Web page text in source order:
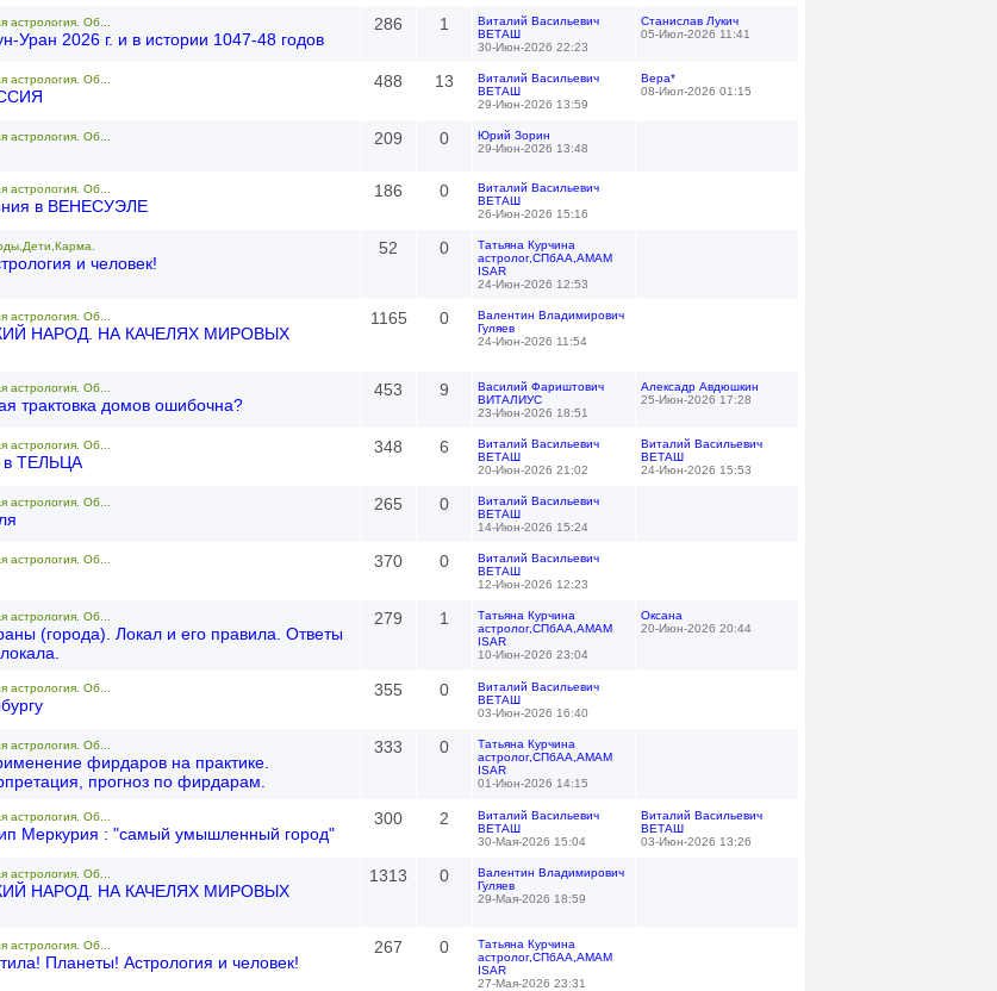
астрология. Об...
Уран 2026 г. и в истории 1047-48 годов
286 1
Виталий Васильевич
ВЕТАШ
30-Июн-2026 22:23
Станислав Лукич
05-Июл-2026 11:41
астрология. Об... 488 13
Виталий Васильевич
ВЕТАШ
29-Июн-2026 13:59
Вера*
08-Июл-2026 01:15
астрология. Об... 209 0
Юрий Зорин
29-Июн-2026 13:48
астрология. Об...
в ВЕНЕСУЭЛЕ
186 0
Виталий Васильевич
ВЕТАШ
26-Июн-2026 15:16
и человек!
52 0
Татьяна Курчина
астролог,СПбАА,АМАМ
ISAR
24-Июн-2026 12:53
астрология. Об...
НАРОД. НА КАЧЕЛЯХ МИРОВЫХ
1165 0
Валентин Владимирович
Гуляев
24-Июн-2026 11:54
астрология. Об...
трактовка домов ошибочна?
453 9
Василий Фариштович
ВИТАЛИУС
23-Июн-2026 18:51
Алексадр Авдюшкин
25-Июн-2026 17:28
астрология. Об...
в ТЕЛЬЦА
348 6
Виталий Васильевич
ВЕТАШ
20-Июн-2026 21:02
Виталий Васильевич
ВЕТАШ
24-Июн-2026 15:53
астрология. Об... 265 0
Виталий Васильевич
ВЕТАШ
14-Июн-2026 15:24
астрология. Об... 370 0
Виталий Васильевич
ВЕТАШ
12-Июн-2026 12:23
астрология. Об...
(города). Локал и его правила. Ответы
279 1
Татьяна Курчина
астролог,СПбАА,АМАМ
ISAR
10-Июн-2026 23:04
Оксана
20-Июн-2026 20:44
астрология. Об... 355 0
Виталий Васильевич
ВЕТАШ
03-Июн-2026 16:40
астрология. Об...
фирдаров на практике.
прогноз по фирдарам.
333 0
Татьяна Курчина
астролог,СПбАА,АМАМ
ISAR
01-Июн-2026 14:15
астрология. Об...
Меркурия : "самый умышленный город"
300 2
Виталий Васильевич
ВЕТАШ
30-Мая-2026 15:04
Виталий Васильевич
ВЕТАШ
03-Июн-2026 13:26
астрология. Об...
НАРОД. НА КАЧЕЛЯХ МИРОВЫХ
1313 0
Валентин Владимирович
Гуляев
29-Мая-2026 18:59
астрология. Об...
Планеты! Астрология и человек!
267 0
Татьяна Курчина
астролог,СПбАА,АМАМ
ISAR
27-Мая-2026 23:31